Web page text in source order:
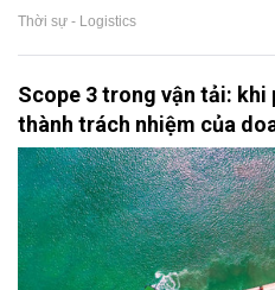
Thời sự - Logistics
Scope 3 trong vận tải:
thành trách nhiệm của